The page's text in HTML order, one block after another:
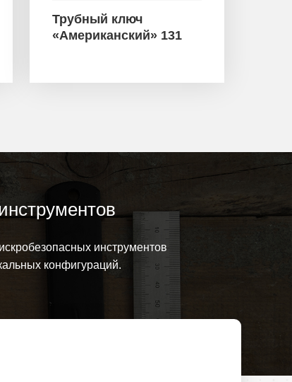
Трубный ключ
«Американский» 131
инструментов
конфигураций.